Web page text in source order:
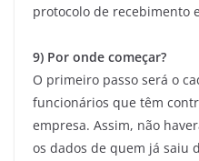
protocolo de recebimento
9) Por onde começar?
O primeiro passo será o
funcionários que têm
empresa. Assim, não
os dados de quem já saiu